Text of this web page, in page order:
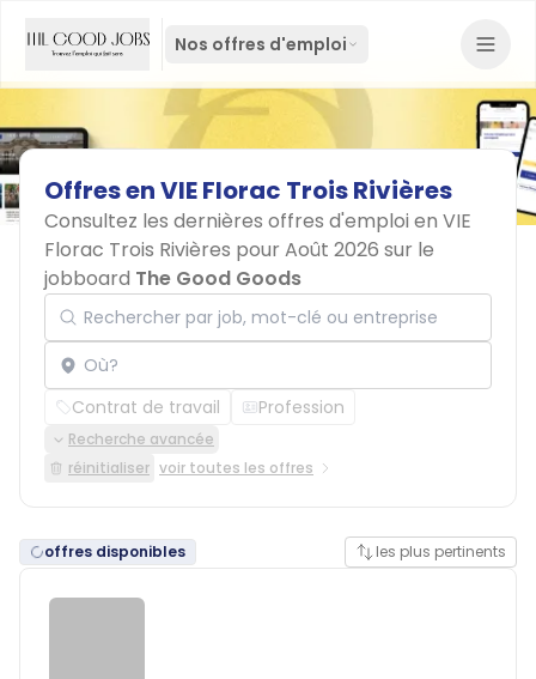
Nos offres d'emploi
OffresenVIEFlorac TroisRivières
Consultez les dernières offres d'emploi en VIE
Florac Trois Rivières pour Août 2026 sur le
jobboard The Good Goods
Rechercher par job, mot-clé ou entreprise
Localisation
Contrat de travail Profession
Recherche avancée
réinitialiser voir toutes les offres
offres disponibles les plus pertinents